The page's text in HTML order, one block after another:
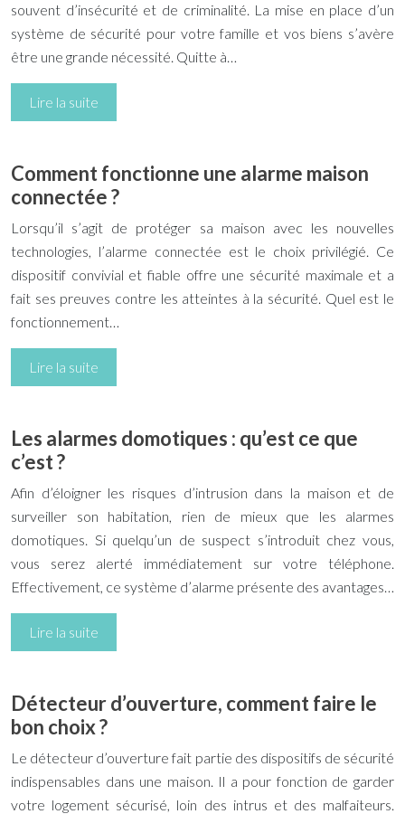
souvent d’insécurité et de criminalité. La mise en place d’un
système de sécurité pour votre famille et vos biens s’avère
être une grande nécessité. Quitte à…
Lire la suite
Comment fonctionne une alarme maison
connectée ?
Lorsqu’il s’agit de protéger sa maison avec les nouvelles
technologies, l’alarme connectée est le choix privilégié. Ce
dispositif convivial et fiable offre une sécurité maximale et a
fait ses preuves contre les atteintes à la sécurité. Quel est le
fonctionnement…
Lire la suite
Les alarmes domotiques : qu’est ce que
c’est ?
Afin d’éloigner les risques d’intrusion dans la maison et de
surveiller son habitation, rien de mieux que les alarmes
domotiques. Si quelqu’un de suspect s’introduit chez vous,
vous serez alerté immédiatement sur votre téléphone.
Effectivement, ce système d’alarme présente des avantages…
Lire la suite
Détecteur d’ouverture, comment faire le
bon choix ?
Le détecteur d’ouverture fait partie des dispositifs de sécurité
indispensables dans une maison. Il a pour fonction de garder
votre logement sécurisé, loin des intrus et des malfaiteurs.